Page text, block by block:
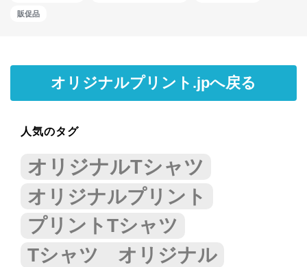
販促品
オリジナルプリント.jpへ戻る
人気のタグ
オリジナルTシャツ
オリジナルプリント
プリントTシャツ
Tシャツ オリジナル